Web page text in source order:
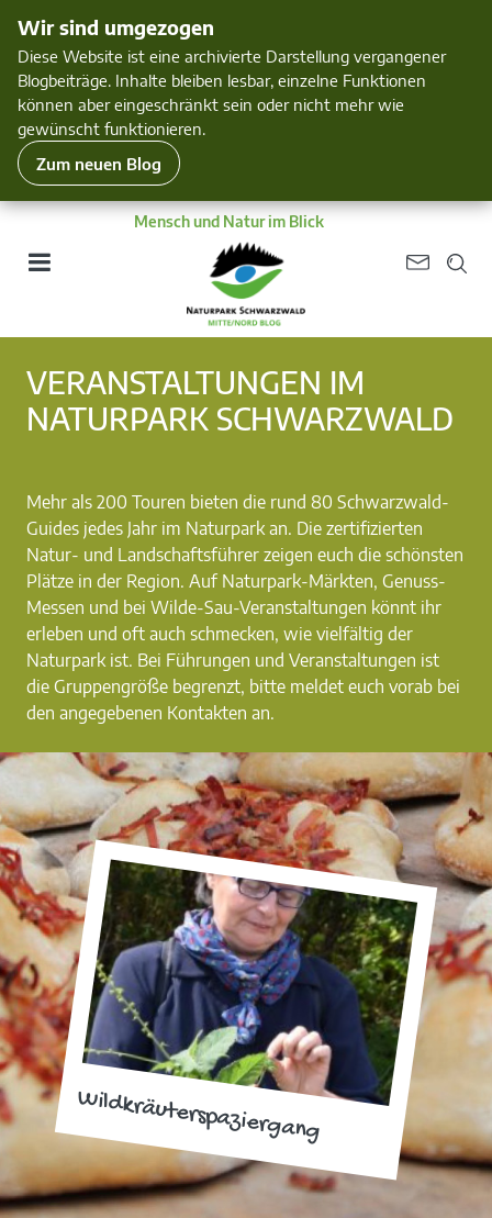
Wir sind umgezogen
Diese Website ist eine archivierte Darstellung vergangener
Blogbeiträge. Inhalte bleiben lesbar, einzelne Funktionen
können aber eingeschränkt sein oder nicht mehr wie
gewünscht funktionieren.
Zum neuen Blog
Mensch und Natur im Blick
Wildkräuterspaziergang
VERANSTALTUNGEN IM
NATURPARK SCHWARZWALD
Mehr als 200 Touren bieten die rund 80 Schwarzwald-
Guides jedes Jahr im Naturpark an. Die zertifizierten
Natur- und Landschaftsführer zeigen euch die schönsten
Plätze in der Region. Auf Naturpark-Märkten, Genuss-
Messen und bei Wilde-Sau-Veranstaltungen könnt ihr
erleben und oft auch schmecken, wie vielfältig der
Naturpark ist. Bei Führungen und Veranstaltungen ist
die Gruppengröße begrenzt, bitte meldet euch vorab bei
den angegebenen Kontakten an.